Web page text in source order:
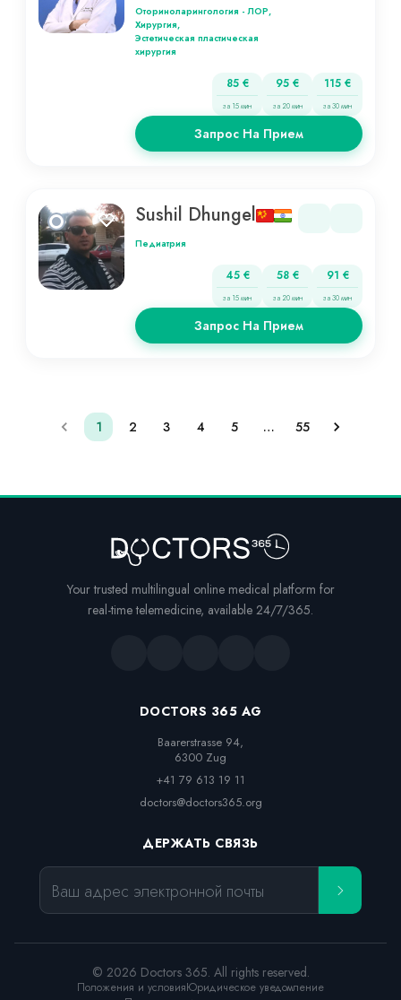
Оториноларингология - ЛОР,
Хирургия,
Эстетическая пластическая
хирургия
85 €
за 15 мин
95 €
за 20 мин
115 €
за 30 мин
Запрос На Прием
Sushil Dhungel
Педиатрия
45 €
за 15 мин
58 €
за 20 мин
91 €
за 30 мин
Запрос На Прием
1 2 3 4 5 … 55
Your trusted multilingual online medical platform for
real-time telemedicine, available 24/7/365.
DOCTORS 365 AG
Baarerstrasse 94,
6300 Zug
+41 79 613 19 11
doctors@doctors365.org
ДЕРЖАТЬ СВЯЗЬ
Ваш адрес электронной почты
© 2026 Doctors 365. All rights reserved.
Положения и условияЮридическое уведомление